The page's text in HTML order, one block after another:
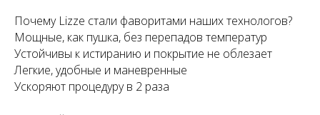
Почему Lizze стали фаворитами наших технологов?
Мощные, как пушка, без перепадов температур
Устойчивы к истиранию и покрытие не облезает
Легкие, удобные и маневренные
Ускоряют процедуру в 2 раза